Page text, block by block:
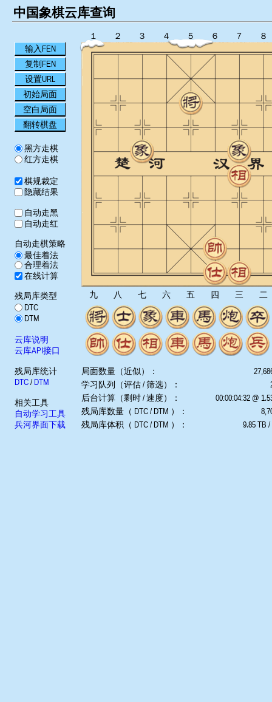
中国象棋云库查询
输入FEN
复制FEN
设置URL
初始局面
空白局面
翻转棋盘
黑方走棋
红方走棋
棋规裁定
隐藏结果
自动走黑
自动走红
自动走棋策略
最佳着法
合理着法
在线计算
残局库类型
DTC
DTM
云库说明
云库API接口
残局库统计
DTC/ DTM
相关工具
自动学习工具
兵河界面下载
１ ２ ３ ４ ５ ６ ７ ８
九 八 七 六 五 四 三 二
局面数量（近似）：
学习队列（评估 / 筛选）：
后台计算（剩时 / 速度）：
00:00:04:32 @
残局库数量（ DTC / DTM ）：
残局库体积（ DTC / DTM ）：
9.85 TB